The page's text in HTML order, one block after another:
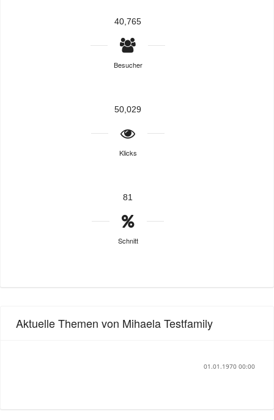
40,765
Besucher
50,029
Klicks
81
Schnitt
Aktuelle Themen von Mihaela Testfamily
01.01.1970 00:00